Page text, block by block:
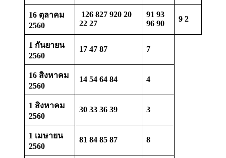
16 ตุลาคม
2560
126 827 920 20
22 27
91 93
96 90
9 2
1 กันยายน
2560
17 47 87 7
16 สิงหาคม
2560
14 54 64 84 4
1 สิงหาคม
2560
30 33 36 39 3
1 เมษายน
2560
81 84 85 87 8